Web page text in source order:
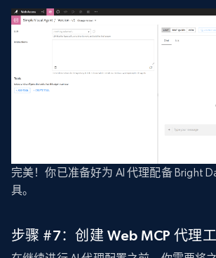
完美！你已准备好为 AI 代理配备 Bright
具。
步骤 #7：创建 Web MCP 代理